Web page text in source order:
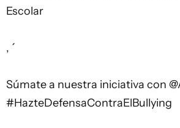
Escolar
, ́
Súmate a nuestra iniciativa con
#HazteDefensaContraElBullying